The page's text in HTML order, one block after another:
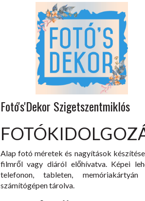
Fotó's'Dekor Szigetszentmiklós
Alap fotó méretek és nagyítások
filmről vagy diáról előhívatva. Képei
telefonon, tableten, memóriakártyán
számítógépen tárolva.